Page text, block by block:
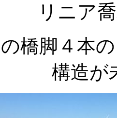
リニア
橋脚４本
構造が